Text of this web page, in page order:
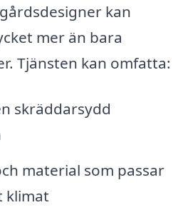
kan
mer än bara
Tjänsten kan omfatta:
skräddarsydd
material som passar
klimat